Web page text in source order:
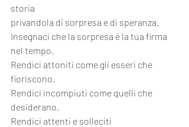
storia
privandola di sorpresa e di speranza.
Insegnaci che la sorpresa è la tua firma
nel tempo.
Rendici attoniti come gli esseri che
fioriscono.
Rendici incompiuti come quelli che
desiderano.
Rendici attenti e solleciti